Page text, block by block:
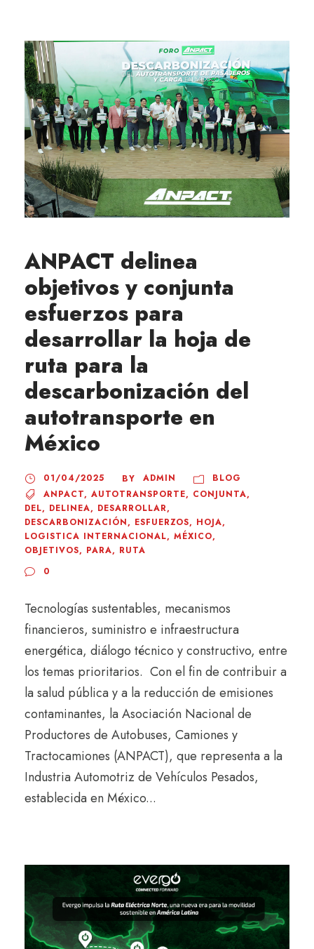
ANPACT delinea
objetivos y conjunta
esfuerzos para
desarrollar la hoja de
ruta para la
descarbonización del
autotransporte en
México
01/04/2025 BY ADMIN
BLOG
ANPACT, AUTOTRANSPORTE, CONJUNTA,
DEL, DELINEA, DESARROLLAR,
DESCARBONIZACIÓN, ESFUERZOS, HOJA,
LOGISTICA INTERNACIONAL, MÉXICO,
OBJETIVOS, PARA, RUTA
0
Tecnologías sustentables, mecanismos
financieros, suministro e infraestructura
energética, diálogo técnico y constructivo, entre
los temas prioritarios. Con el fin de contribuir a
la salud pública y a la reducción de emisiones
contaminantes, la Asociación Nacional de
Productores de Autobuses, Camiones y
Tractocamiones (ANPACT), que representa a la
Industria Automotriz de Vehículos Pesados,
establecida en México...